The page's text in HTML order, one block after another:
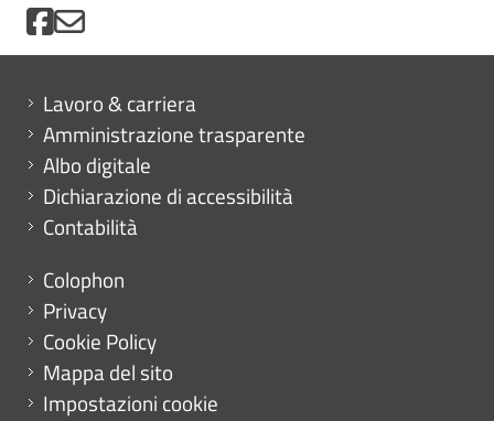
Mini menu di servizio
Lavoro & carriera
Amministrazione trasparente
Albo digitale
Dichiarazione di accessibilità
Contabilità
Menu footer
Colophon
Privacy
Cookie Policy
Mappa del sito
Impostazioni cookie